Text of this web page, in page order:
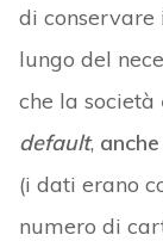
di
lungo del
che la società
default,
(i dati erano
numero di